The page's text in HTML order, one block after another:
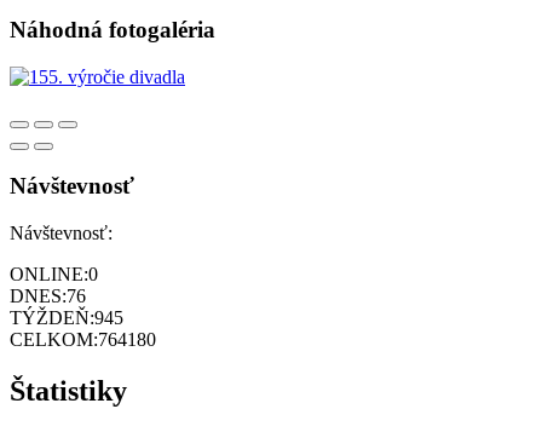
Náhodná fotogaléria
Návštevnosť
Návštevnosť:
ONLINE:0
DNES:76
TÝŽDEŇ:945
CELKOM:764180
Štatistiky